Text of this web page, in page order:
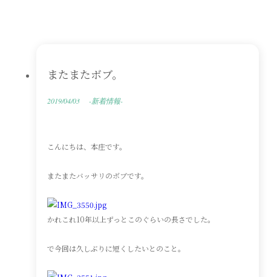
またまたボブ。
2019/04/03 -新着情報-
こんにちは、本庄です。
またまたバッサリのボブです。
かれこれ10年以上ずっとこのぐらいの長さでした。
で今回は久しぶりに短くしたいとのこと。